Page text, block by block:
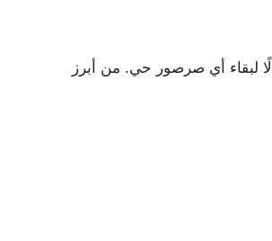
لبقاء أي صرصور حي. من أبرز